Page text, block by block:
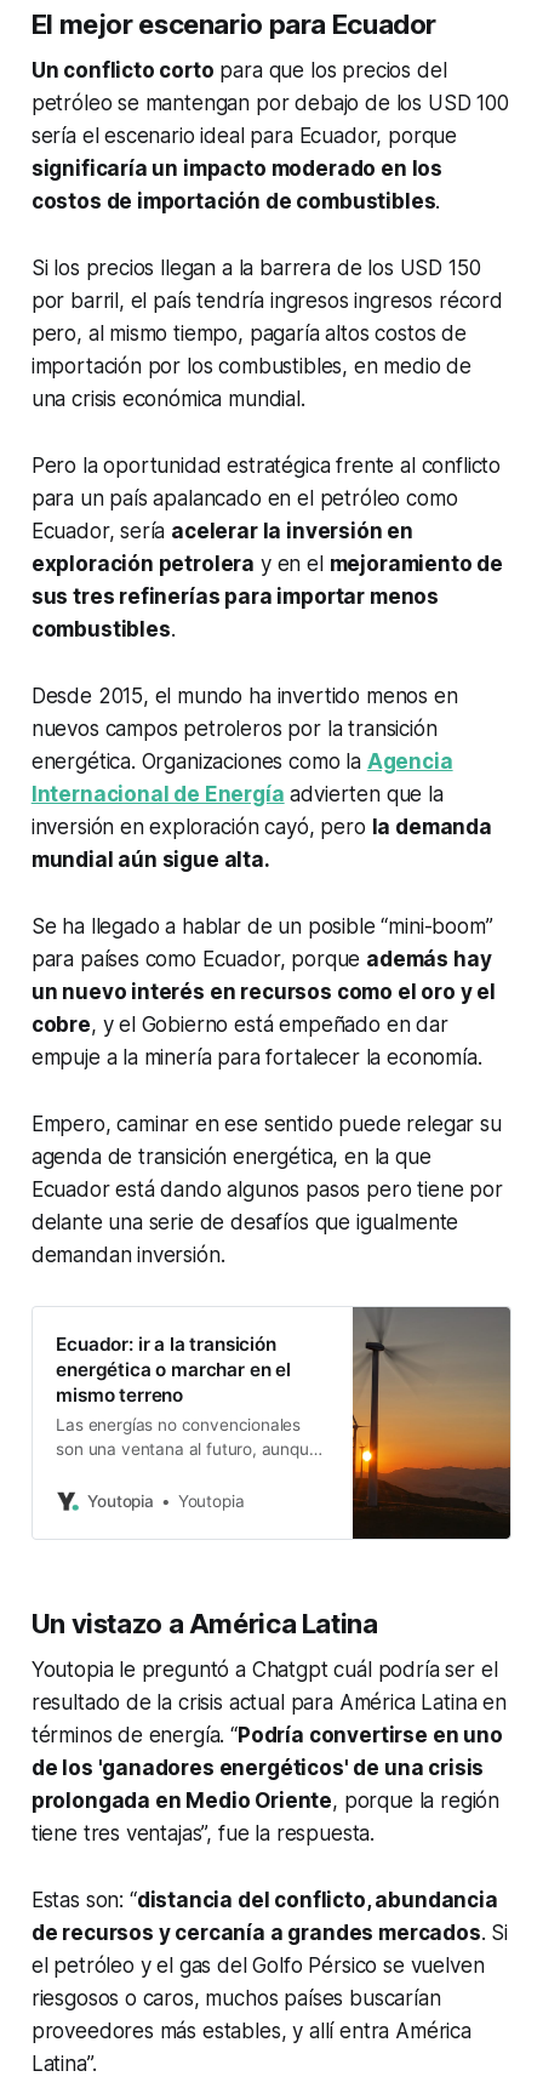
El mejor escenario para Ecuador
Un conflicto corto para que los precios del
petróleo se mantengan por debajo de los USD 100
sería el escenario ideal para Ecuador, porque
significaría un impacto moderado en los
costos de importación de combustibles.
Si los precios llegan a la barrera de los USD 150
por barril, el país tendría ingresos ingresos récord
pero, al mismo tiempo, pagaría altos costos de
importación por los combustibles, en medio de
una crisis económica mundial.
Pero la oportunidad estratégica frente al conflicto
para un país apalancado en el petróleo como
Ecuador, sería acelerar la inversión en
exploración petrolera y en el mejoramiento de
sus tres refinerías para importar menos
combustibles.
Desde 2015, el mundo ha invertido menos en
nuevos campos petroleros por la transición
energética. Organizaciones como la Agencia
Internacional de Energía advierten que la
inversión en exploración cayó, pero la demanda
mundial aún sigue alta.
Se ha llegado a hablar de un posible “mini-boom”
para países como Ecuador, porque además hay
un nuevo interés en recursos como el oro y el
cobre, y el Gobierno está empeñado en dar
empuje a la minería para fortalecer la economía.
Empero, caminar en ese sentido puede relegar su
agenda de transición energética, en la que
Ecuador está dando algunos pasos pero tiene por
delante una serie de desafíos que igualmente
demandan inversión.
Ecuador: ir a la transición
energética o marchar en el
mismo terreno
Las energías no convencionales
son una ventana al futuro, aunque
informe de la CAF presenta dos
Youtopia Youtopia
Un vistazo a América Latina
Youtopia le preguntó a Chatgpt cuál podría ser el
resultado de la crisis actual para América Latina en
términos de energía. “Podría convertirse en uno
de los 'ganadores energéticos' de una crisis
prolongada en Medio Oriente, porque la región
tiene tres ventajas”, fue la respuesta.
Estas son: “distancia del conflicto, abundancia
de recursos y cercanía a grandes mercados. Si
el petróleo y el gas del Golfo Pérsico se vuelven
riesgosos o caros, muchos países buscarían
proveedores más estables, y allí entra América
Latina”.